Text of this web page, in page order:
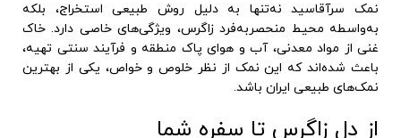
نمک سرآقاسید نه‌تنها به دلیل روش طبیعی استخراج، بلکه
به‌واسطه محیط منحصربه‌فرد زاگرس، ویژگی‌های خاصی دارد. خاک
غنی از مواد معدنی، آب و هوای پاک منطقه و فرآیند سنتی تهیه،
باعث شده‌اند که این نمک از نظر خلوص و خواص، یکی از بهترین
نمک‌های طبیعی ایران باشد.
از دل زاگرس تا سفره شما